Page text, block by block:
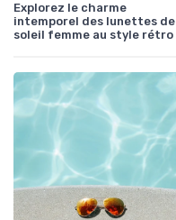
Explorez le charme
intemporel des lunettes de
soleil femme au style rétro